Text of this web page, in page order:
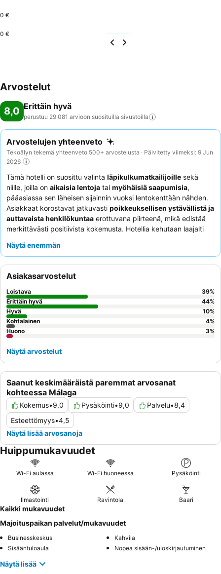
0 €
0 €
Arvostelut
8,0 Erittäin hyvä
perustuu 29 081 arvioon suosituilla sivustoilla
Arvostelujen yhteenveto
Tekoälyn tekemä yhteenveto 500+ arvostelusta · Päivitetty viimeksi: 9 Jun
2026
Tämä hotelli on suosittu valinta läpikulkumatkailijoille sekä
niille, joilla on aikaisia lentoja tai myöhäisiä saapumisia,
pääasiassa sen läheisen sijainnin vuoksi lentokenttään nähden.
Asiakkaat korostavat jatkuvasti poikkeuksellisen ystävällistä ja
auttavaista henkilökuntaa erottuvana piirteenä, mikä edistää
merkittävästi positiivista kokemusta. Hotellia kehutaan laajalti
majoitustiloista. Vaikka sen sijainti lähellä lentokenttää on suuri
kävelymatka terminaalista on epäkäytännöllinen, mikä edellyttää
usein taksia, joka voi olla yllättävän kallis lyhyestä matkasta
huolimatta.
aikaisine vaihtoehtoineen saa
usein kiitosta, tarjoten kätevän alun päivälle.
pariskunnille
, jotka etsivät käytännöllistä välipysähdystä, hotelli
tarjoaa hyvää vastinetta rahalle. Sujuvan kokemuksen
varmistamiseksi asiakkaita kehotetaan suunnittelemaan
bussivaihtoehtoja ja hyödyntämään aikaista aamiaistarjoilua.
Näytä enemmän
Saanut keskimääräistä paremmat arvosanat
kohteessa Málaga
Kokemus•9,0 Pysäköinti•9,0 Palvelu•8,4
Esteettömyys•4,5
Näytä lisää arvosanoja
Asiakasarvostelut
Loistava 39%
Erittäin hyvä
44%
Hyvä
10%
Kohtalainen
4%
Huono
3%
Näytä arvostelut
Huippumukavuudet
Wi-Fi aulassa Wi-Fi huoneessa Pysäköinti
Ilmastointi Ravintola Baari
Kaikki mukavuudet
Majoituspaikan palvelut/mukavuudet
Businesskeskus
Kahvila
Sisääntuloaula
Nopea sisään-/uloskirjautuminen
Näytä lisää